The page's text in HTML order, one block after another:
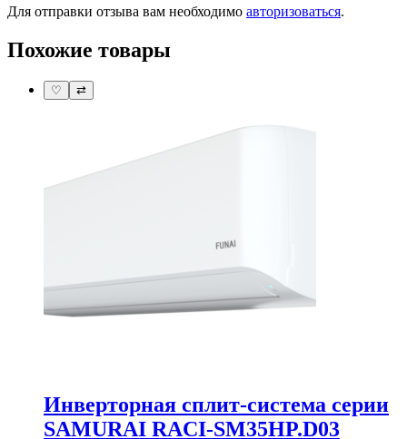
Для отправки отзыва вам необходимо авторизоваться.
Похожие товары
♡ ⇄
Инверторная сплит-система серии
SAMURAI RACI-SM35HP.D03